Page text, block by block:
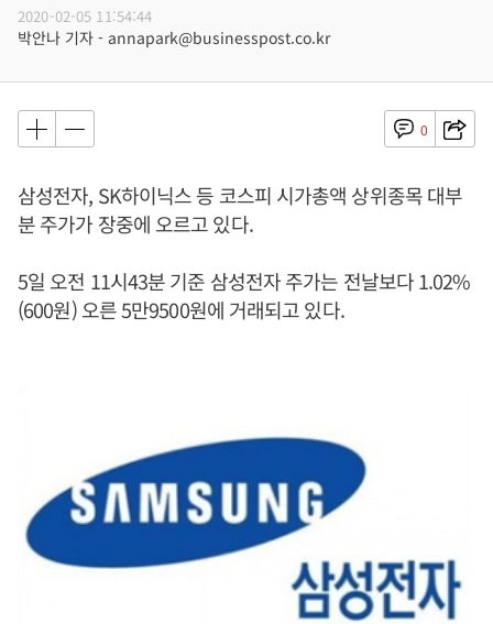
2020-02-05 11:54:44
박안나 기자 - annapark@businesspost.co.kr
0
삼성전자, SK하이닉스 등 코스피 시가총액 상위종목 대부
분 주가가 장중에 오르고 있다.
5일 오전 11시43분 기준 삼성전자 주가는 전날보다 1.02%
(600원) 오른 5만9500원에 거래되고 있다.